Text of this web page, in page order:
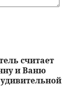
считает
и Ваню